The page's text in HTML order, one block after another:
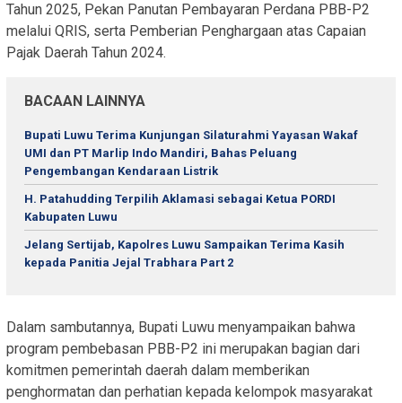
Tahun 2025, Pekan Panutan Pembayaran Perdana PBB-P2
melalui QRIS, serta Pemberian Penghargaan atas Capaian
Pajak Daerah Tahun 2024.
BACAAN LAINNYA
Bupati Luwu Terima Kunjungan Silaturahmi Yayasan Wakaf
UMI dan PT Marlip Indo Mandiri, Bahas Peluang
Pengembangan Kendaraan Listrik
H. Patahudding Terpilih Aklamasi sebagai Ketua PORDI
Kabupaten Luwu
Jelang Sertijab, Kapolres Luwu Sampaikan Terima Kasih
kepada Panitia Jejal Trabhara Part 2
Dalam sambutannya, Bupati Luwu menyampaikan bahwa
program pembebasan PBB-P2 ini merupakan bagian dari
komitmen pemerintah daerah dalam memberikan
penghormatan dan perhatian kepada kelompok masyarakat